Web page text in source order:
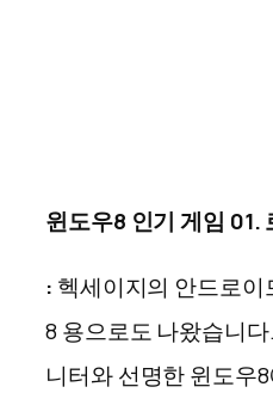
윈도우8 인기 게임
: 헥세이지의 안드로
8 용으로도 나왔습니
니터와 선명한 윈도우